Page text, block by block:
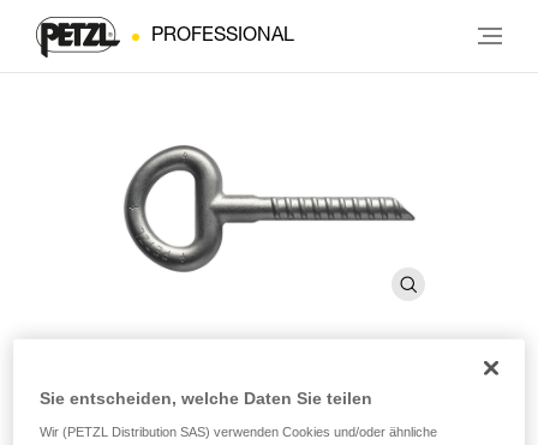
PROFESSIONAL
BAT’INOX
Sie entscheiden, welche Daten Sie teilen
Wir (PETZL Distribution SAS) verwenden Cookies und/oder ähnliche